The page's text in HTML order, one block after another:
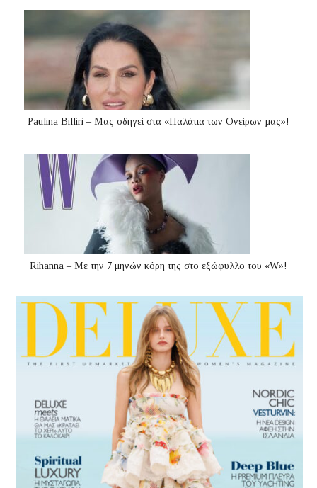
Paulina Billiri – Μας οδηγεί στα «Παλάτια των Ονείρων µας»!
Rihanna – Με την 7 μηνών κόρη της στο εξώφυλλο του «W»!